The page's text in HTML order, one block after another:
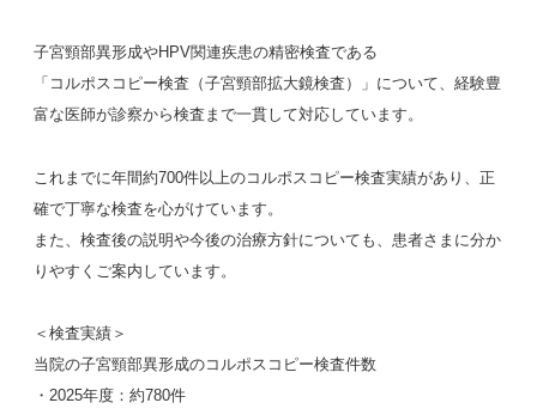
子宮頸部異形成やHPV関連疾患の精密検査である
「コルポスコピー検査（子宮頸部拡大鏡検査）」について、経験豊
富な医師が診察から検査まで一貫して対応しています。
これまでに年間約700件以上のコルポスコピー検査実績があり、正
確で丁寧な検査を心がけています。
また、検査後の説明や今後の治療方針についても、患者さまに分か
りやすくご案内しています。
＜検査実績＞
当院の子宮頸部異形成のコルポスコピー検査件数
・2025年度：約780件